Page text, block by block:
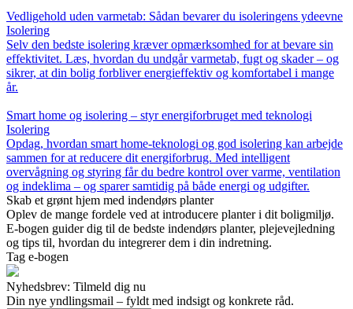
Vedligehold uden varmetab: Sådan bevarer du isoleringens ydeevne
Isolering
Selv den bedste isolering kræver opmærksomhed for at bevare sin
effektivitet. Læs, hvordan du undgår varmetab, fugt og skader – og
sikrer, at din bolig forbliver energieffektiv og komfortabel i mange
år.
Smart home og isolering – styr energiforbruget med teknologi
Isolering
Opdag, hvordan smart home-teknologi og god isolering kan arbejde
sammen for at reducere dit energiforbrug. Med intelligent
overvågning og styring får du bedre kontrol over varme, ventilation
og indeklima – og sparer samtidig på både energi og udgifter.
Skab et grønt hjem med indendørs planter
Oplev de mange fordele ved at introducere planter i dit boligmiljø.
E-bogen guider dig til de bedste indendørs planter, plejevejledning
og tips til, hvordan du integrerer dem i din indretning.
Tag e-bogen
Nyhedsbrev: Tilmeld dig nu
Din nye yndlingsmail – fyldt med indsigt og konkrete råd.